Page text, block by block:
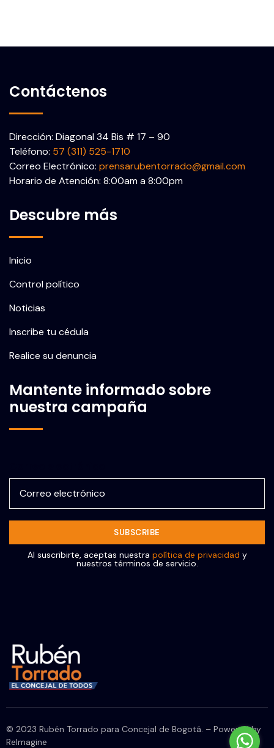
Contáctenos
Dirección: Diagonal 34 Bis # 17 – 90
Teléfono: 57 (311) 525-1710
Correo Electrónico: prensarubentorrado@gmail.com
Horario de Atención: 8:00am a 8:00pm
Descubre más
Inicio
Control político
Noticias
Inscribe tu cédula
Realice su denuncia
Mantente informado sobre
nuestra campaña
Al suscribirte, aceptas nuestra política de privacidad y
nuestros términos de servicio.
© 2023 Rubén Torrado para Concejal de Bogotá. – Powered by
ReImagine